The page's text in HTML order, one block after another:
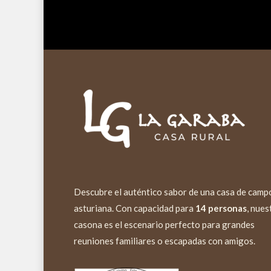
Descubre el auténtico sabor de una casa de
asturiana. Con capacidad para 14 personas,
casona es el escenario perfecto para grandes
reuniones familiares o escapadas con amigos.